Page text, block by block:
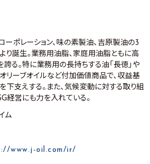
ーポレーション、味の素製油、吉原製油の3
り誕生。業務用油脂、家庭用油脂ともに高
誇る。特に業務用の長持ちする油「長徳」や
リーブオイルなど付加価値商品で、収益基
下支えする。また、気候変動に対する取り組
経営にも力を入れている。
ム
www.j-oil.com/ir/